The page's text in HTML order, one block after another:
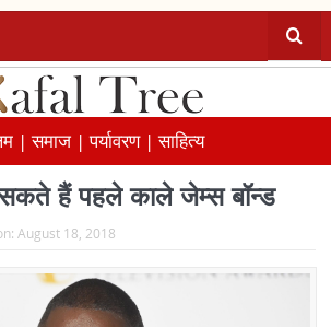
|समाज |पर्यावरण |साहित्य
सकते हैं पहले काले जेम्स बॉन्ड
August 18, 2018